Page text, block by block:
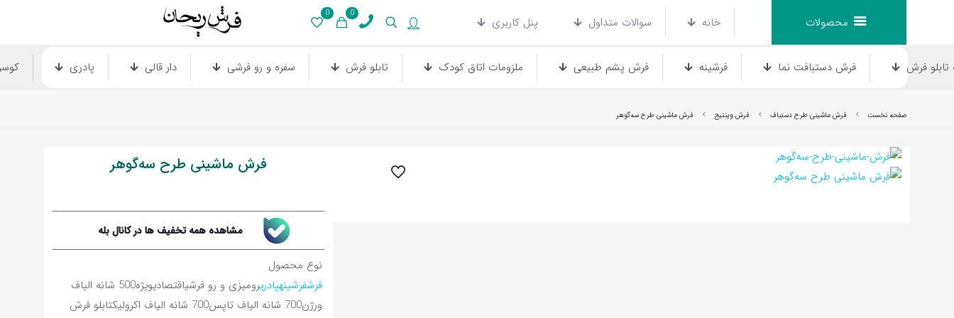
محصولات خانه سوالات متداول پنل کاربری
0
0
فرش فرش دستبافت نما فرشینه فرش پشم طبیعی ملزومات اتاق کودک تابلو فرش سفره و رو فرشی دار قالی پادری
صفحه نخست فرش ماشینی طرح دستباف فرش وینتیج فرش ماشینی طرح سه‌گوهر
فرش ماشینی طرح سه‌گوهر
مشاهده همه تخفیف ها در کانال بله
نوع محصول
فرشفرشینهپادریرومیزی و رو فرشیاقتصادیویژه
500 شانه الیاف
ورژن700 شانه الیاف تاپس 700 شانه الیاف اکرولیک تابلو فرش